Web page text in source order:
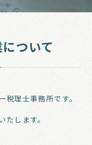
ついて
税理士事務所です。
します。